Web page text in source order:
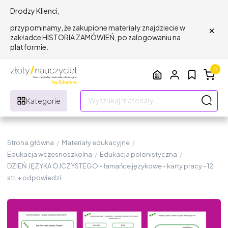
Drodzy Klienci,
przypominamy, że zakupione materiały znajdziecie w
zakładce HISTORIA ZAMÓWIEŃ, po zalogowaniu na
platformie.
×
Kategorie
0
Strona główna / Materiały edukacyjne /
Edukacja wczesnoszkolna / Edukacja polonistyczna /
DZIEŃ JĘZYKA OJCZYSTEGO - łamańce językowe - karty pracy - 12
str. + odpowiedzi